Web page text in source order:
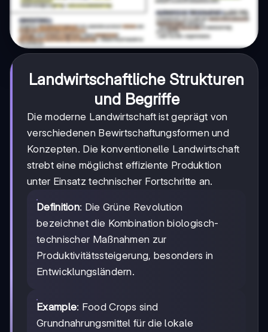
Landwirtschaftliche Strukturen
und Begriffe
Die moderne Landwirtschaft ist geprägt von
verschiedenen Bewirtschaftungsformen und
Konzepten. Die konventionelle Landwirtschaft
strebt eine möglichst effiziente Produktion
unter Einsatz technischer Fortschritte an.
Definition: Die Grüne Revolution
bezeichnet die Kombination biologisch-
technischer Maßnahmen zur
Produktivitätssteigerung, besonders in
Entwicklungsländern.
Example: Food Crops sind
Grundnahrungsmittel für die lokale